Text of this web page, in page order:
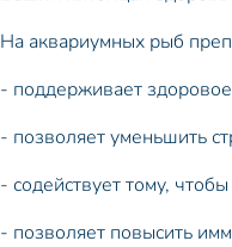
На аквариумных рыб
- поддерживает
- позволяет уменьшить
- содействует тому,
- позволяет повысить